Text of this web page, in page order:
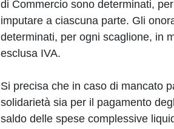
di Commercio sono determinati,
imputare a ciascuna parte. Gli
determinati, per ogni scaglione, in
esclusa IVA.
Si precisa che in caso di mancato
solidarietà sia per il pagamento
saldo delle spese complessive